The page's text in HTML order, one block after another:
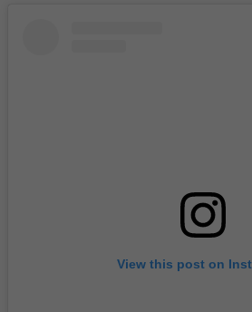
View this post on